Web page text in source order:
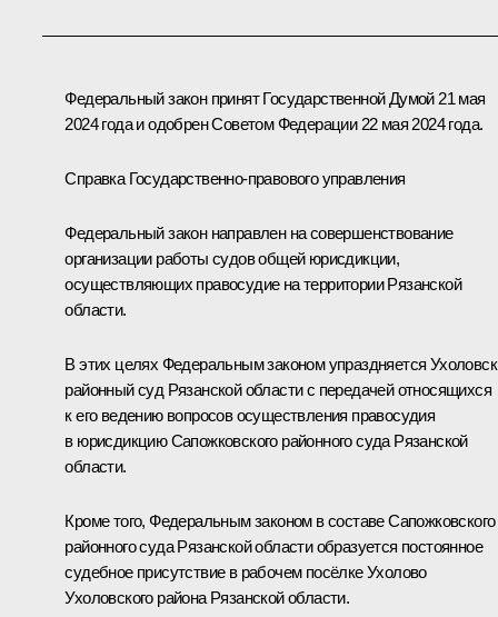
Федеральный закон принят Государственной Думой 21 мая
2024 года и одобрен Советом Федерации 22 мая 2024 года.
Справка Государственно-правового управления
Федеральный закон направлен на совершенствование
организации работы судов общей юрисдикции,
осуществляющих правосудие на территории Рязанской
области.
В этих целях Федеральным законом упраздняется
районный суд Рязанской области с передачей относящихся
к его ведению вопросов осуществления правосудия
в юрисдикцию Сапожковского районного суда Рязанской
области.
Кроме того, Федеральным законом в составе Сапожковского
районного суда Рязанской области образуется постоянное
судебное присутствие в рабочем посёлке Ухолово
Ухоловского района Рязанской области.